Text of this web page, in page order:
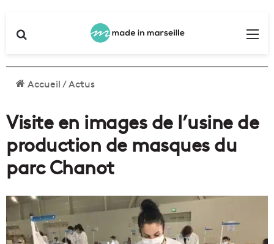
Accueil/Actus
Visite en images de l’usine de
production de masques du
parc Chanot